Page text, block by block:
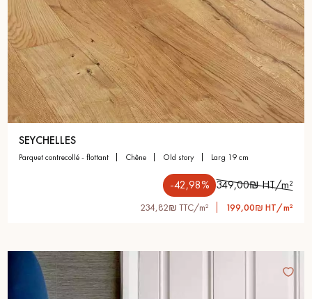
SEYCHELLES
parquet contrecollé - flottant chêne old story larg 19 cm
-42,98% 349,00₪ HT/m²
234,82₪ TTC/m² 199,00₪ HT/m²